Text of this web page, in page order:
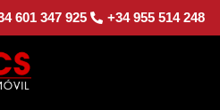
601 347 925 +34 955 514 248